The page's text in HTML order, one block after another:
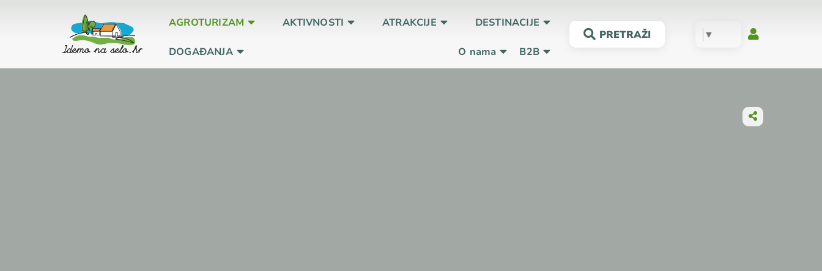
AGROTURIZAM AKTIVNOSTI ATRAKCIJE DESTINACIJE
DOGAĐANJA O nama B2B
PRETRAŽI ▼